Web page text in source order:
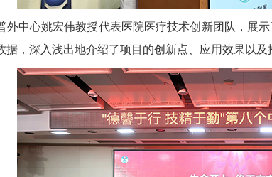
外中心姚宏伟教授代表医院医疗技术创新团队，展
据，深入浅出地介绍了项目的创新点、应用效果以及